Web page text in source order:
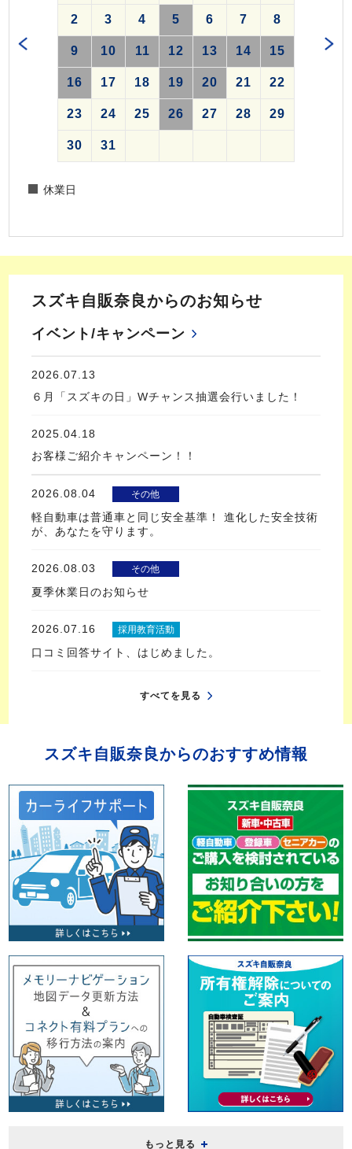
2 3 4 5 6 7 8
9 10 11 12 13 14 15
16 17 18 19 20 21 22
23 24 25 26 27 28 29
30 31
休業日
スズキ自販奈良からのお知らせ
イベント/キャンペーン
2026.07.13
６月「スズキの日」Wチャンス抽選会行いました！
2025.04.18
お客様ご紹介キャンペーン！！
2026.08.04 その他
軽自動車は普通車と同じ安全基準！ 進化した安全技術
が、あなたを守ります。
2026.08.03 その他
夏季休業日のお知らせ
2026.07.16 採用教育活動
口コミ回答サイト、はじめました。
すべてを見る
スズキ自販奈良からのおすすめ情報
もっと見る